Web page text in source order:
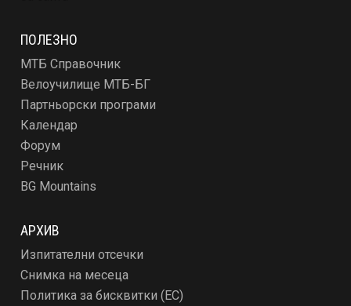
ПОЛЕЗНО
МТБ Справочник
Велоучилище МТБ-БГ
Партньорски програми
Календар
Форум
Речник
BG Mountains
АРХИВ
Изпитателни отсечки
Снимка на месеца
Политика за бисквитки (ЕС)